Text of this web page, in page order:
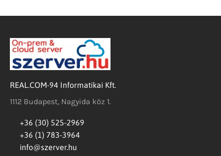
REAL.COM-94 Informatikai Kft.
1112 Budapest, Nagyida köz 1.
+36 (30) 525-2969
+36 (1) 783-3964
info@szerver.hu